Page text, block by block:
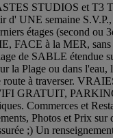
STUDIOS et T3
d' UNE semaine
étages (second ou
FACE à la MER, sans
de SABLE étendue
la Plage ou dans l'eau,
route à traverser.
GRATUIT,
Commerces et
Photos et Prix sur
;) Un